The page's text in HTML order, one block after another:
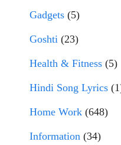
Gadgets (5)
Goshti (23)
Health & Fitness (5)
Hindi Song Lyrics
Home Work (648)
Information (34)